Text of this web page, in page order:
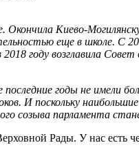
Окончила Киево-
еще в школе. С
году возглавила
годы не имели
И поскольку
созыва парламента
Рады. У нас есть